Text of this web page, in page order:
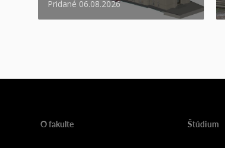
Pridané 06.08.2026
O fakulte Štúdium